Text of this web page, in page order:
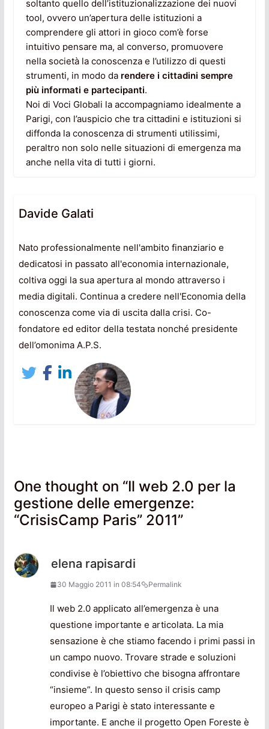
soltanto quello dell’istituzionalizzazione dei nuovi
tool, ovvero un’apertura delle istituzioni a
comprendere gli attori in gioco com’è forse
intuitivo pensare ma, al converso, promuovere
nella società la conoscenza e l’utilizzo di questi
strumenti, in modo da rendere i cittadini sempre
più informati e partecipanti.
Noi di Voci Globali la accompagniamo idealmente a
Parigi, con l’auspicio che tra cittadini e istituzioni si
diffonda la conoscenza di strumenti utilissimi,
peraltro non solo nelle situazioni di emergenza ma
anche nella vita di tutti i giorni.
Davide Galati
Nato professionalmente nell'ambito finanziario e
dedicatosi in passato all'economia internazionale,
coltiva oggi la sua apertura al mondo attraverso i
media digitali. Continua a credere nell'Economia della
conoscenza come via di uscita dalla crisi. Co-
fondatore ed editor della testata nonché presidente
dell’omonima A.P.S.
One thought on “Il web 2.0 per la
gestione delle emergenze:
“CrisisCamp Paris” 2011”
elena rapisardi
30 Maggio 2011 in 08:54 Permalink
Il web 2.0 applicato all’emergenza è una
questione importante e articolata. La mia
sensazione è che stiamo facendo i primi passi in
un campo nuovo. Trovare strade e soluzioni
condivise è l’obiettivo che bisogna affrontare
“insieme”. In questo senso il crisis camp
europeo a Parigi è stato interessante e
importante. E anche il progetto Open Foreste è